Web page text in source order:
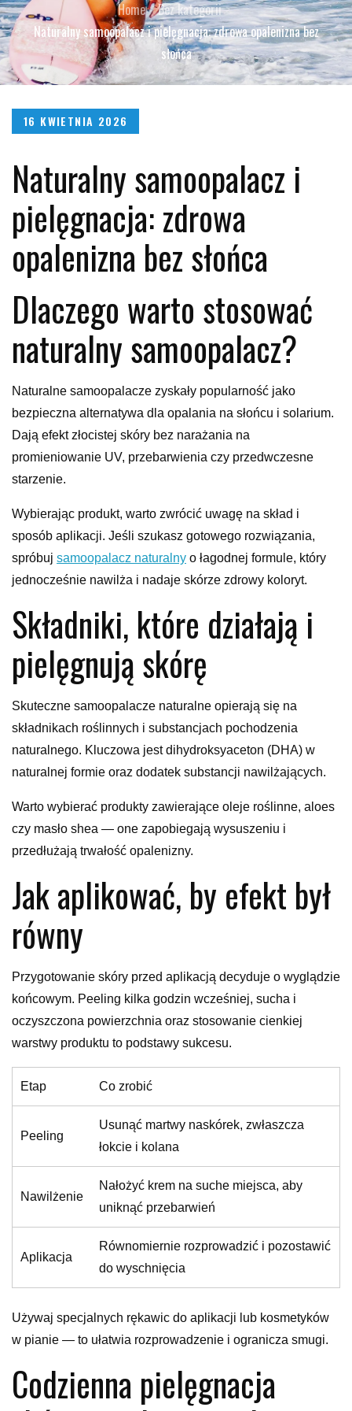
Home
Bez kategorii
Naturalny samoopalacz i pielęgnacja: zdrowa opalenizna bez
słońca
Posted
16 KWIETNIA 2026
Naturalny samoopalacz i
pielęgnacja: zdrowa
opalenizna bez słońca
Dlaczego warto stosować
naturalny samoopalacz?
Naturalne samoopalacze zyskały popularność jako
bezpieczna alternatywa dla opalania na słońcu i solarium.
Dają efekt złocistej skóry bez narażania na
promieniowanie UV, przebarwienia czy przedwczesne
starzenie.
Wybierając produkt, warto zwrócić uwagę na skład i
sposób aplikacji. Jeśli szukasz gotowego rozwiązania,
spróbuj samoopalacz naturalny o łagodnej formule, który
jednocześnie nawilża i nadaje skórze zdrowy koloryt.
Składniki, które działają i
pielęgnują skórę
Skuteczne samoopalacze naturalne opierają się na
składnikach roślinnych i substancjach pochodzenia
naturalnego. Kluczowa jest dihydroksyaceton (DHA) w
naturalnej formie oraz dodatek substancji nawilżających.
Warto wybierać produkty zawierające oleje roślinne, aloes
czy masło shea — one zapobiegają wysuszeniu i
przedłużają trwałość opalenizny.
Jak aplikować, by efekt był
równy
Przygotowanie skóry przed aplikacją decyduje o wyglądzie
końcowym. Peeling kilka godzin wcześniej, sucha i
oczyszczona powierzchnia oraz stosowanie cienkiej
warstwy produktu to podstawy sukcesu.
Etap Co zrobić
Peeling
Usunąć martwy naskórek, zwłaszcza
łokcie i kolana
Nawilżenie
Nałożyć krem na suche miejsca, aby
uniknąć przebarwień
Aplikacja
Równomiernie rozprowadzić i pozostawić
do wyschnięcia
Używaj specjalnych rękawic do aplikacji lub kosmetyków
w pianie — to ułatwia rozprowadzenie i ogranicza smugi.
Codzienna pielęgnacja